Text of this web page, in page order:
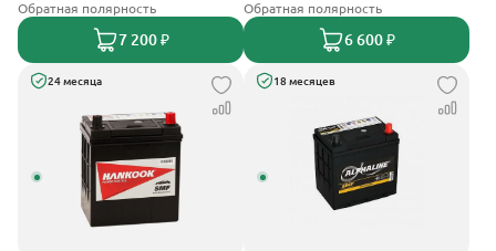
Обратная полярность
7 200 ₽
Обратная полярность
6 600 ₽
24 месяца 18 месяцев